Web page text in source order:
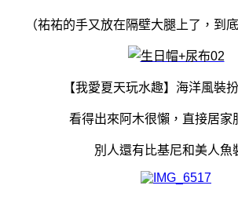
（祐祐的手又放在隔壁大腿上了，到
【我愛夏天玩水趣】海洋風裝
看得出來阿木很懶，直接居家
別人還有比基尼和美人魚